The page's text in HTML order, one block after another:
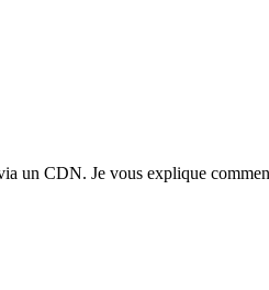
un CDN. Je vous explique